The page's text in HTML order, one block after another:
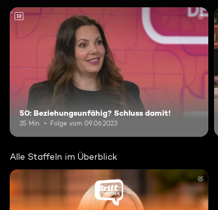
12
50: Beziehungsunfähig? Schluss damit!
35 Min. Folge vom 09.06.2023
Alle Staffeln im Überblick